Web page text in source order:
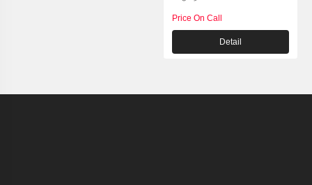
Price On Call
Detail